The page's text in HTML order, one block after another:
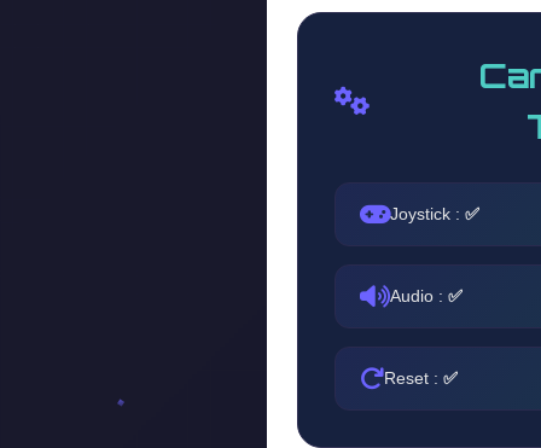
Joystick : ✅
Audio : ✅
Reset : ✅